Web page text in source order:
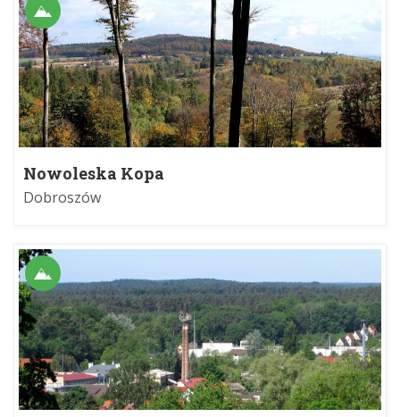
Nowoleska Kopa
Dobroszów